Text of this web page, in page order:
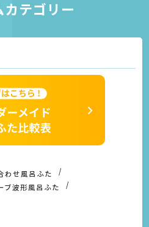
カテゴリー
わせ風呂ふた
ブ波形風呂ふた